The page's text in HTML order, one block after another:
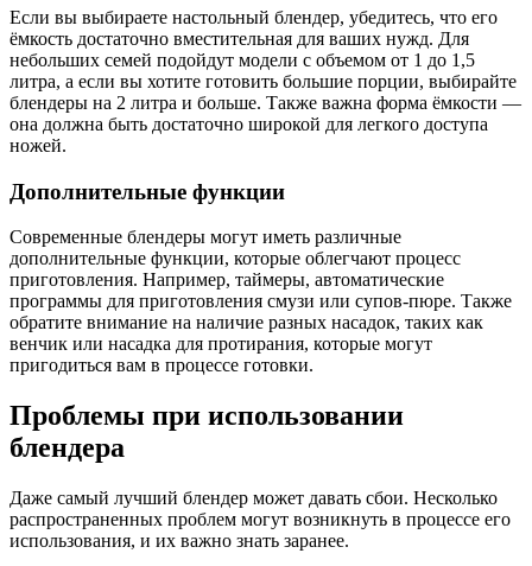
Если вы выбираете настольный блендер, убедитесь, что его
ёмкость достаточно вместительная для ваших нужд. Для
небольших семей подойдут модели с объемом от 1 до 1,5
литра, а если вы хотите готовить большие порции, выбирайте
блендеры на 2 литра и больше. Также важна форма ёмкости —
она должна быть достаточно широкой для легкого доступа
ножей.
Дополнительные функции
Современные блендеры могут иметь различные
дополнительные функции, которые облегчают процесс
приготовления. Например, таймеры, автоматические
программы для приготовления смузи или супов-пюре. Также
обратите внимание на наличие разных насадок, таких как
венчик или насадка для протирания, которые могут
пригодиться вам в процессе готовки.
Проблемы при использовании
блендера
Даже самый лучший блендер может давать сбои. Несколько
распространенных проблем могут возникнуть в процессе его
использования, и их важно знать заранее.